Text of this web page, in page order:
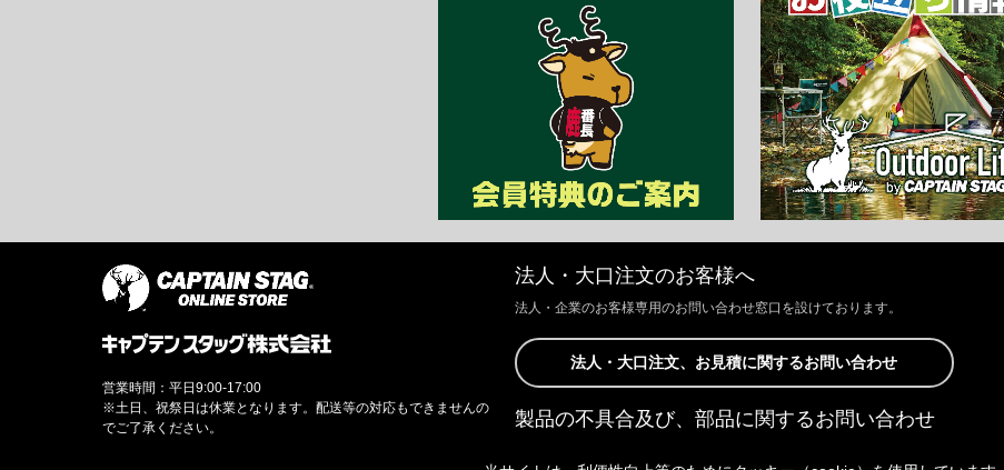
法人・大口注文のお客様へ
法人・企業のお客様専用のお問い合わせ窓口を設けております。
法人・大口注文、お見積に関するお問い合わせ
製品の不具合及び、部品に関するお問い合わせ
営業時間：平日9:00-17:00
※土日、祝祭日は休業となります。配送等の対応もできませんの
でご了承ください。